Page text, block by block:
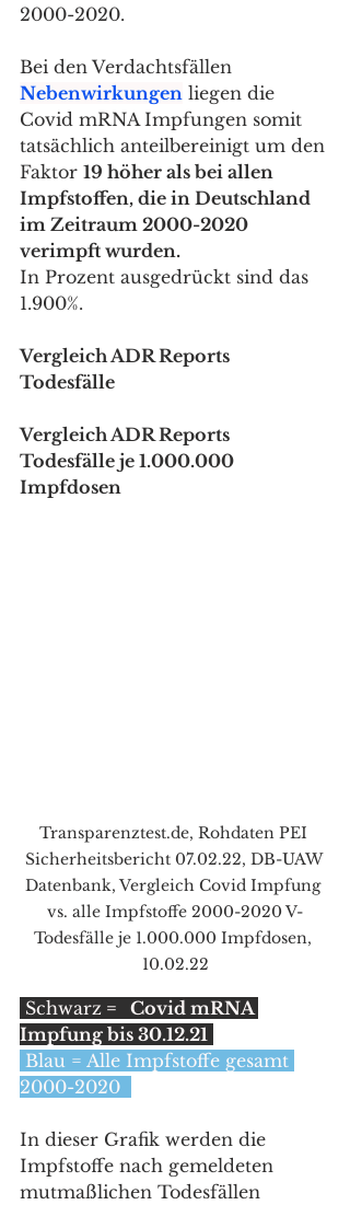
2000-2020.
Bei den Verdachtsfällen
Nebenwirkungen liegen die
Covid mRNA Impfungen somit
tatsächlich anteilbereinigt um den
Faktor 19 höher als bei allen
Impfstoffen, die in Deutschland
im Zeitraum 2000-2020
verimpft wurden.
In Prozent ausgedrückt sind das
1.900%.
Vergleich ADR Reports
Todesfälle
Vergleich ADR Reports
Todesfälle je 1.000.000
Impfdosen
Transparenztest.de, Rohdaten PEI
Sicherheitsbericht 07.02.22, DB-UAW
Datenbank, Vergleich Covid Impfung
vs. alle Impfstoffe 2000-2020 V-
Todesfälle je 1.000.000 Impfdosen,
10.02.22
Schwarz =   Covid mRNA
Impfung bis 30.12.21
2000-2020
In dieser Grafik werden die
Impfstoffe nach gemeldeten
mutmaßlichen Todesfällen